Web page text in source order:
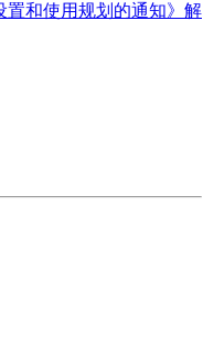
置和使用规划的通知》解